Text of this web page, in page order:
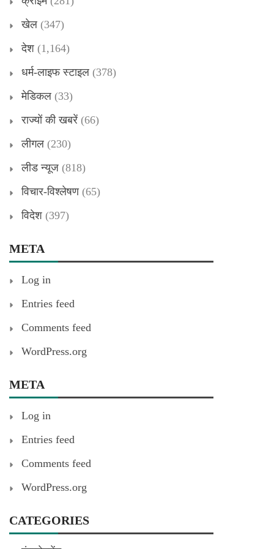
खेल (347)
देश (1,164)
धर्म-लाइफ स्टाइल (378)
मेडिकल (33)
राज्यों की खबरें (66)
लीगल (230)
लीड न्यूज (818)
विचार-विश्लेषण(65)
विदेश (397)
META
Log in
Entries feed
Comments feed
WordPress.org
META
Log in
Entries feed
Comments feed
WordPress.org
CATEGORIES